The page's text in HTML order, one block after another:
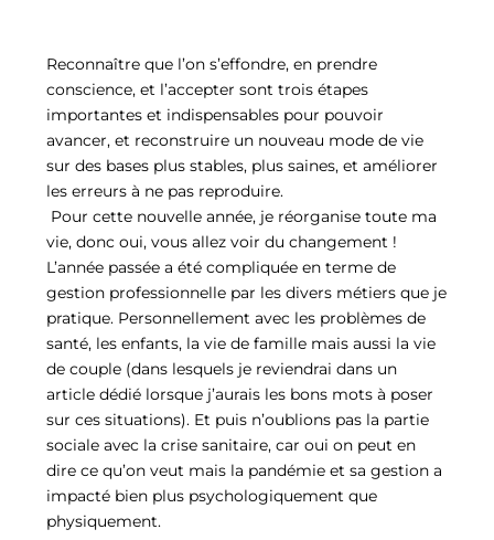
Reconnaître que l’on s’effondre, en prendre
conscience, et l’accepter sont trois étapes
importantes et indispensables pour pouvoir
avancer, et reconstruire un nouveau mode de vie
sur des bases plus stables, plus saines, et améliorer
les erreurs à ne pas reproduire.
Pour cette nouvelle année, je réorganise toute ma
vie, donc oui, vous allez voir du changement !
L’année passée a été compliquée en terme de
gestion professionnelle par les divers métiers que je
pratique. Personnellement avec les problèmes de
santé, les enfants, la vie de famille mais aussi la vie
de couple (dans lesquels je reviendrai dans un
article dédié lorsque j’aurais les bons mots à poser
sur ces situations). Et puis n’oublions pas la partie
sociale avec la crise sanitaire, car oui on peut en
dire ce qu’on veut mais la pandémie et sa gestion a
impacté bien plus psychologiquement que
physiquement.